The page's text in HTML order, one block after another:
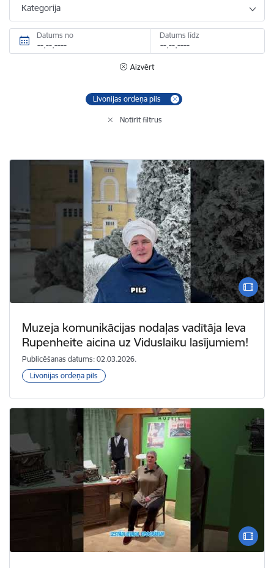
Kategorija
Datums no Datums līdz
Aizvērt
Livonijas ordeņa pils
Notīrīt filtrus
Muzeja komunikācijas nodaļas vadītāja Ieva
Rupenheite aicina uz Viduslaiku lasījumiem!
Publicēšanas datums: 02.03.2026.
Livonijas ordeņa pils